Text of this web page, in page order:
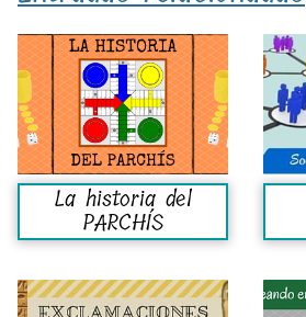
La historia del
PARCHÍS